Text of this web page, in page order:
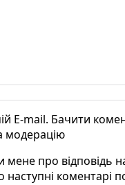
E-mail. Бачити
модерацію
мене про відповідь
наступні коментарі